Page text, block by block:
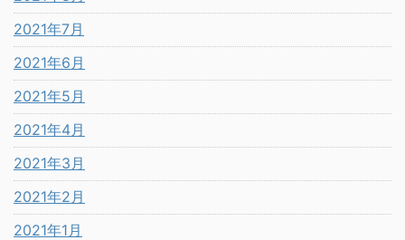
2021年7月
2021年6月
2021年5月
2021年4月
2021年3月
2021年2月
2021年1月